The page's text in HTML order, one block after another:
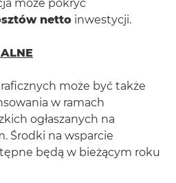
może pokryć
netto inwestycji.
może być także
w ramach
ogłaszanych na
Środki na wsparcie
będą w bieżącym roku